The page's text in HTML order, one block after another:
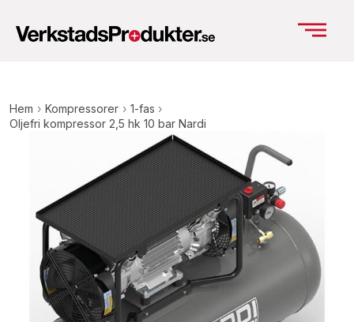
Hem › Kompressorer › 1-fas ›
Oljefri kompressor 2,5 hk 10 bar Nardi